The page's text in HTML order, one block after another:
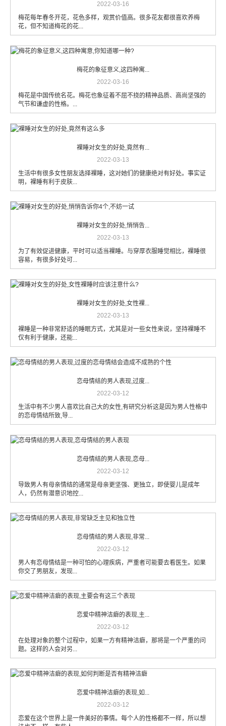
2022-03-16
梅花每年春冬开花，花色多样，观赏价值高。很多花友都很喜欢养梅
花，但不知道梅花的花...
梅花的象征意义,这四种寓...
2022-03-16
梅花是中国传统名花。梅花也象征着不屈不挠的精神品质、高尚坚强的
气节和谦虚的性格。...
裸睡对女生的好处,竟然有...
2022-03-13
生活中有很多女性朋友选择裸睡，这对她们的健康绝对有好处。事实证
明，裸睡有利于皮肤...
裸睡对女生的好处,悄悄告...
2022-03-13
为了有效促进健康，平时可以适当裸睡。与穿厚衣服睡觉相比，裸睡很
容易，有很多好处可...
裸睡对女生的好处,女性裸...
2022-03-13
裸睡是一种非常舒适的睡眠方式，尤其是对一些女性来说，坚持裸睡不
仅有利于健康，还能...
恋母情结的男人表现,过度...
2022-03-12
生活中有不少男人喜欢比自己大的女性,有研究分析这是因为男人性格中
的恋母情结所致,导...
恋母情结的男人表现,恋母...
2022-03-12
导致男人有母亲情结的通常是母亲更坚强、更独立，即使婴儿是成年
人，仍然有潜意识地控...
恋母情结的男人表现,非常...
2022-03-12
男人有恋母情结是一种可怕的心理疾病，严重者可能要去看医生。如果
你交了男朋友，发现...
恋爱中精神洁癖的表现,主...
2022-03-12
在处理对象的整个过程中，如果一方有精神洁癖，那将是一个严重的问
题。这样的人会对另...
恋爱中精神洁癖的表现,如...
2022-03-12
恋爱在这个世界上是一件美好的事情。每个人的性格都不一样，所以想